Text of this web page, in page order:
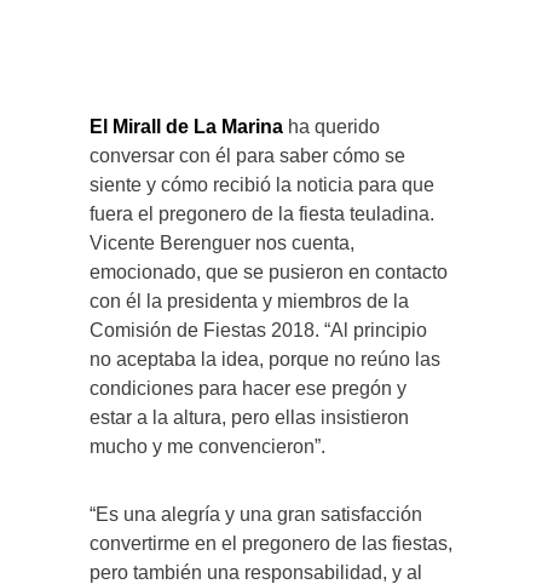
El Mirall de La Marina ha querido
conversar con él para saber cómo se
siente y cómo recibió la noticia para que
fuera el pregonero de la fiesta teuladina.
Vicente Berenguer nos cuenta,
emocionado, que se pusieron en contacto
con él la presidenta y miembros de la
Comisión de Fiestas 2018. “Al principio
no aceptaba la idea, porque no reúno las
condiciones para hacer ese pregón y
estar a la altura, pero ellas insistieron
mucho y me convencieron”.
“Es una alegría y una gran satisfacción
convertirme en el pregonero de las fiestas,
pero también una responsabilidad, y al